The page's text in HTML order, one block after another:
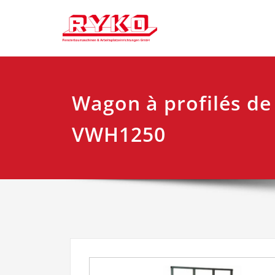
RYKO
Wagon à profilés
VWH1250